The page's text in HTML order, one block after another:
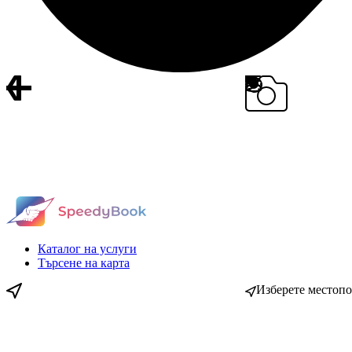
Каталог на услуги
Търсене на карта
Изберете